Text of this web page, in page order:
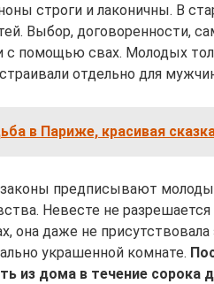
строги и лаконичны. В
Выбор, договоренности,
с помощью свах. Молодых
отдельно для
в Париже, красивая
предписывают
Невесте не
она даже не
украшенной комнате.
из дома в течение сорока